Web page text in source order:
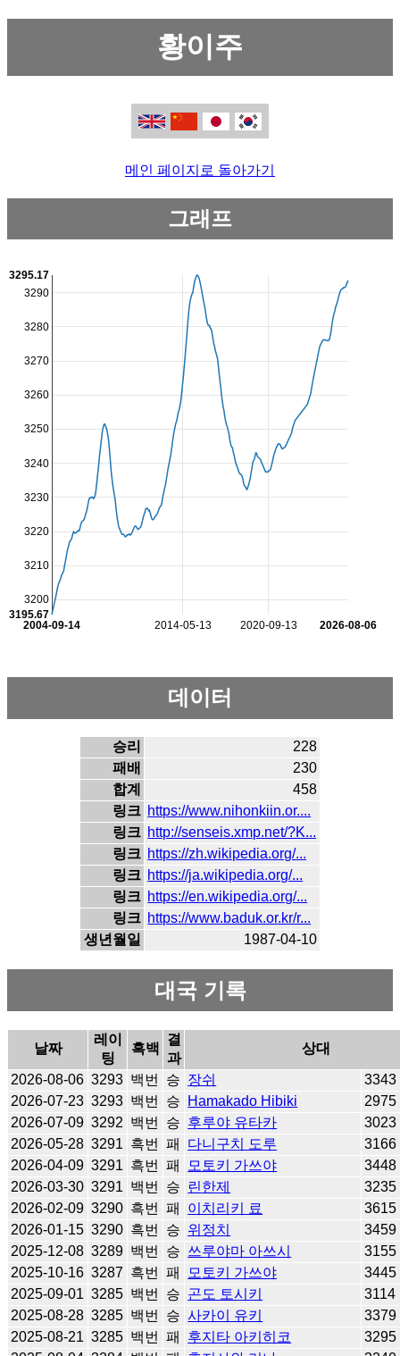
황이주
메인 페이지로 돌아가기
그래프
2014-05-13 2020-09-13
2004-09-14 2026-08-06
3200
3210
3220
3230
3240
3250
3260
3270
3280
3290
3195.67
3295.17
데이터
승리
228
패배
230
합계
458
링크 https://www.nihonkiin.or....
링크 http://senseis.xmp.net/?K...
링크 https://zh.wikipedia.org/...
링크 https://ja.wikipedia.org/...
링크 https://en.wikipedia.org/...
링크 https://www.baduk.or.kr/r...
생년월일
1987-04-10
대국 기록
날짜
레이
팅
흑백
결
과
상대
2026-08-06 3293 백번 승 장쉬
3343
2026-07-23 3293 백번 승 Hamakado Hibiki
2975
2026-07-09 3292 백번 승 후루야 유타카
3023
2026-05-28 3291 흑번 패 다니구치 도루
3166
2026-04-09 3291 흑번 패 모토키 가쓰야
3448
2026-03-30 3291 백번 승 린한제
3235
2026-02-09 3290 흑번 패 이치리키 료
3615
2026-01-15 3290 흑번 승 위정치
3459
2025-12-08 3289 백번 승 쓰루야마 아쓰시
3155
2025-10-16 3287 흑번 패 모토키 가쓰야
3445
2025-09-01 3285 백번 승 곤도 토시키
3114
2025-08-28 3285 백번 승 사카이 유키
3379
2025-08-21 3285 백번 패 후지타 아키히코
3295